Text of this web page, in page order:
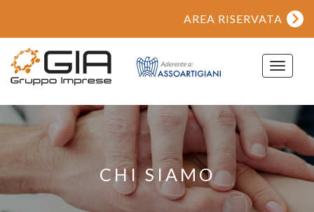
AREA RISERVATA
Toggle
CHI SIAMO